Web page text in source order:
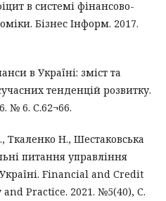
в системі фінансово-
Бізнес Інформ. 2017.
в Україні: зміст та
тенденцій розвитку.
№ 6. С.62¬66.
Ткаленко Н., Шестаковська
питання управління
Financial and Credit
Practice. 2021. №5(40), С.